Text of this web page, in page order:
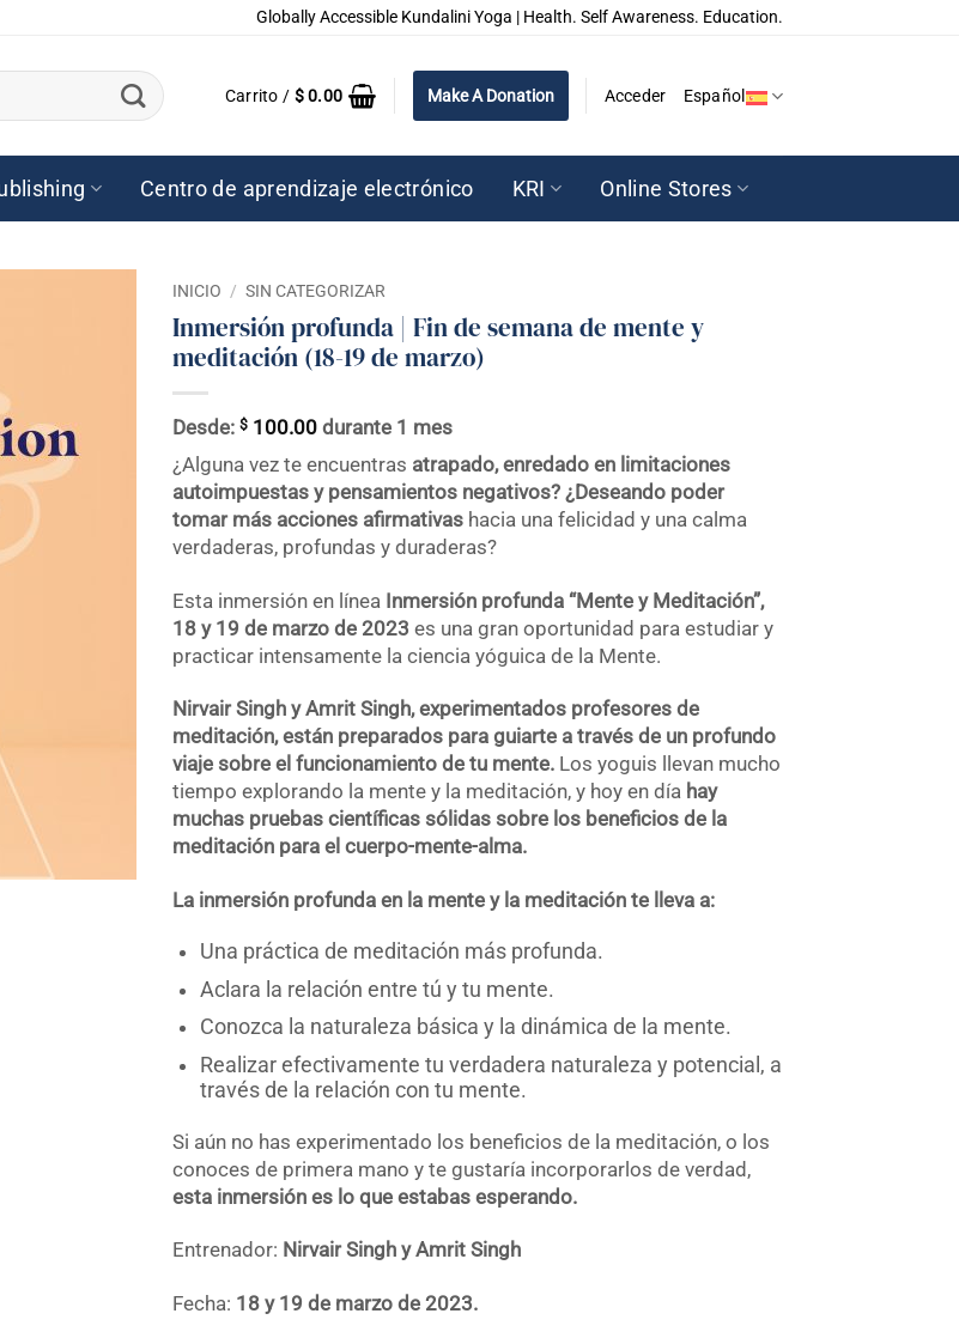
Globally Accessible Kundalini Yoga | Health. Self Awareness. Education.
Carrito / $0.00 Make A Donation Acceder Español
Centro de aprendizaje electrónico KRI Online Stores
INICIO / SIN CATEGORIZAR
Inmersión profunda | Fin de semana de mente y
meditación (18-19 de marzo)
Desde: $ 100.00 durante 1 mes
¿Alguna vez te encuentras atrapado, enredado en limitaciones
autoimpuestas y pensamientos negativos? ¿Deseando poder
tomar más acciones afirmativas hacia una felicidad y una calma
verdaderas, profundas y duraderas?
Esta inmersión en línea Inmersión profunda “Mente y Meditación”,
18 y 19 de marzo de 2023 es una gran oportunidad para estudiar y
practicar intensamente la ciencia yóguica de la Mente.
Nirvair Singh y Amrit Singh, experimentados profesores de
meditación, están preparados para guiarte a través de un profundo
viaje sobre el funcionamiento de tu mente. Los yoguis llevan mucho
tiempo explorando la mente y la meditación, y hoy en día hay
muchas pruebas científicas sólidas sobre los beneficios de la
meditación para el cuerpo-mente-alma.
La inmersión profunda en la mente y la meditación te lleva a:
Una práctica de meditación más profunda.
Aclara la relación entre tú y tu mente.
Conozca la naturaleza básica y la dinámica de la mente.
Realizar efectivamente tu verdadera naturaleza y potencial, a
través de la relación con tu mente.
Si aún no has experimentado los beneficios de la meditación, o los
conoces de primera mano y te gustaría incorporarlos de verdad,
esta inmersión es lo que estabas esperando.
Entrenador: Nirvair Singh y Amrit Singh
Fecha: 18 y 19 de marzo de 2023.